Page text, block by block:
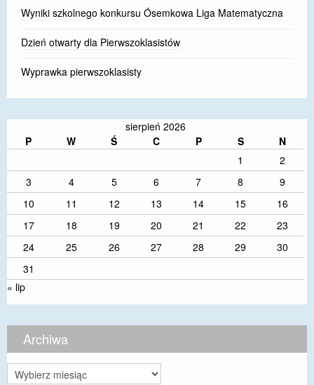
Wyniki szkolnego konkursu Ósemkowa Liga Matematyczna
Dzień otwarty dla Pierwszoklasistów
Wyprawka pierwszoklasisty
sierpień 2026
P
W Ś C P S
N
1
2
3
4 5 6 7 8
9
10
11 12 13 14 15
16
17
18 19 20 21 22
23
24
25 26 27 28 29
30
31
« lip
Archiwa
Archiwa